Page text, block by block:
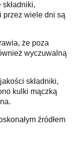
przez wiele dni są
że poza
wyczuwalną
składniki,
kulki mączką
źródłem